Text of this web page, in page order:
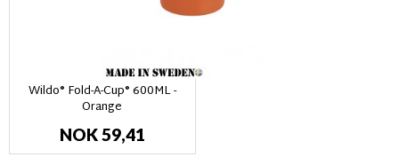
Wildo® Fold-A-Cup® 600ML -
Orange
NOK 59,41